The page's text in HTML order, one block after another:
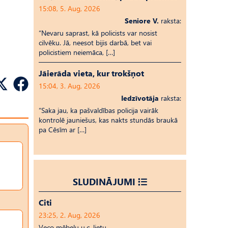
15:08, 5. Aug, 2026
Seniore V. raksta:
“Nevaru saprast, kā policists var nosist
cilvēku. Jā, neesot bijis darbā, bet vai
policistiem neiemāca, […]
Jāierāda vieta, kur trokšņot
15:04, 3. Aug, 2026
Iedzīvotāja raksta:
“Saka jau, ka pašvaldības policija vairāk
kontrolē jauniešus, kas nakts stundās braukā
pa Cēsīm ar […]
SLUDINĀJUMI
Citi
23:25, 2. Aug, 2026